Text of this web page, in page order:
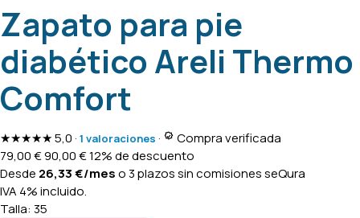
Zapato para pie
diabético Areli Thermo
Comfort
★★★★★5,0 · 1 valoraciones ·
Compra verificada
79,00€90,00€12% de descuento
Desde 26,33€/meso 3 plazos sin comisionesseQura
IVA 4% incluido.
Talla: 35